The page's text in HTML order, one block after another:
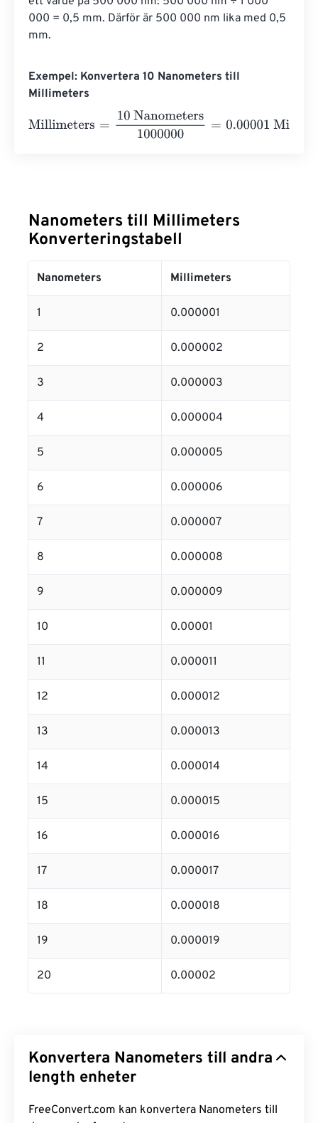
000 = 0,5 mm. Därför är 500 000 nm lika med 0,5
mm.
Exempel: Konvertera 10 Nanometers till
Millimeters
Millimeters
10 Nanometers1000000 0.00001
Nanometers till Millimeters
Konverteringstabell
Nanometers Millimeters
1 0.000001
2 0.000002
3 0.000003
4 0.000004
5 0.000005
6 0.000006
7 0.000007
8 0.000008
9 0.000009
10 0.00001
11 0.000011
12 0.000012
13 0.000013
14 0.000014
15 0.000015
16 0.000016
17 0.000017
18 0.000018
19 0.000019
20 0.00002
Konvertera Nanometers till andra
length enheter
FreeConvert.com kan konvertera Nanometers till